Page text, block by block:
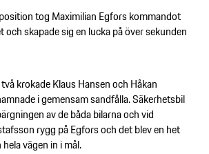
tog Maximilian Egfors kommandot
och skapade sig en lucka på över sekunden
krokade Klaus Hansen och Håkan
i gemensam sandfålla. Säkerhetsbil
av de båda bilarna och vid
rygg på Egfors och det blev en het
vägen in i mål.